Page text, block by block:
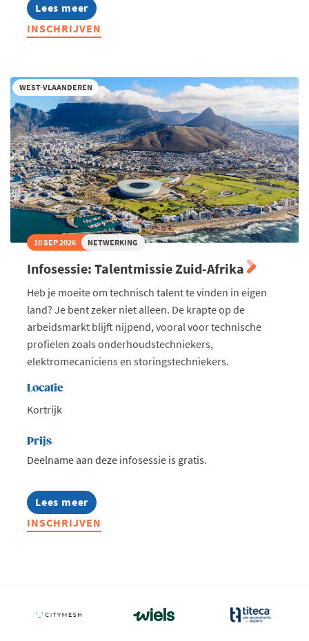
Lees meer
about
Opleiding:
Zo
EU-
regels
rond
loontransparantie
toe
in
jouw
onderneming
INSCHRIJVEN
WEST-VLAANDEREN
10 SEP 2026 NETWERKING
Infosessie: Talentmissie Zuid-Afrika
Heb je moeite om technisch talent te vinden in eigen
land? Je bent zeker niet alleen. De krapte op de
arbeidsmarkt blijft nijpend, vooral voor technische
profielen zoals onderhoudstechniekers,
elektromecaniciens en storingstechniekers.
Locatie
Kortrijk
Prijs
Deelname aan deze infosessie is gratis.
Lees meer
about
Infosessie:
Talentmissie
INSCHRIJVEN